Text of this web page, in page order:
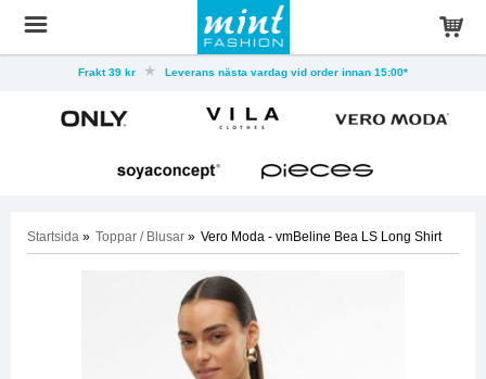
Frakt 39 kr Leverans nästa vardag vid order innan 15:00*
Startsida » Toppar / Blusar » Vero Moda - vmBeline Bea LS Long Shirt